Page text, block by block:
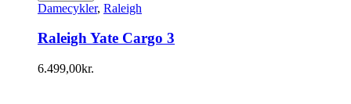
Damecykler, Raleigh
Raleigh Yate Cargo 3
6.499,00kr.